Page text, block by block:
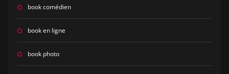
book comédien
book en ligne
book photo